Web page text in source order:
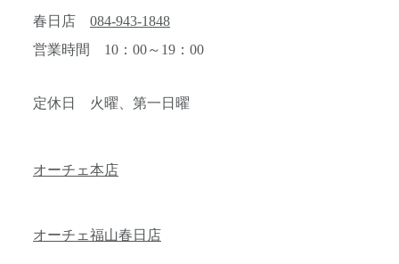
春日店 084-943-1848
営業時間 10：00～19：00
定休日 火曜、第一日曜
オーチェ本店
オーチェ福山春日店